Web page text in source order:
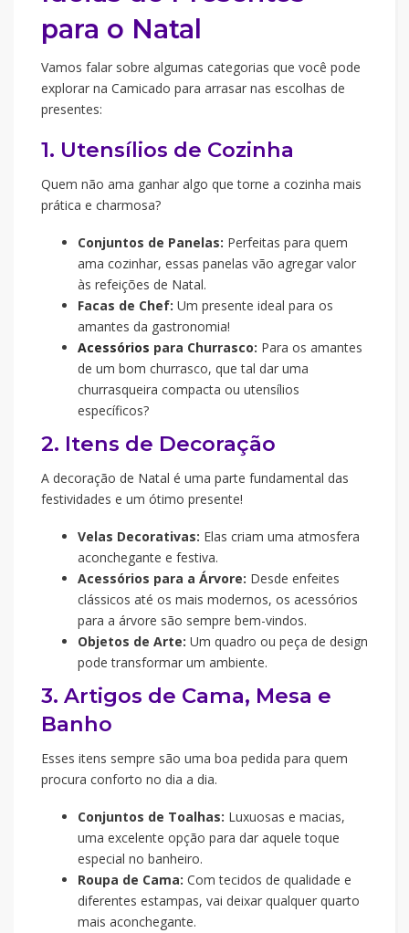
para o Natal
Vamos falar sobre algumas categorias que você pode
explorar na Camicado para arrasar nas escolhas de
presentes:
1. Utensílios de Cozinha
Quem não ama ganhar algo que torne a cozinha mais
prática e charmosa?
Conjuntos de Panelas: Perfeitas para quem
ama cozinhar, essas panelas vão agregar valor
às refeições de Natal.
Facas de Chef: Um presente ideal para os
amantes da gastronomia!
Acessórios para Churrasco: Para os amantes
de um bom churrasco, que tal dar uma
churrasqueira compacta ou utensílios
específicos?
2. Itens de Decoração
A decoração de Natal é uma parte fundamental das
festividades e um ótimo presente!
Velas Decorativas: Elas criam uma atmosfera
aconchegante e festiva.
Acessórios para a Árvore: Desde enfeites
clássicos até os mais modernos, os acessórios
para a árvore são sempre bem-vindos.
Objetos de Arte: Um quadro ou peça de design
pode transformar um ambiente.
3. Artigos de Cama, Mesa e
Banho
Esses itens sempre são uma boa pedida para quem
procura conforto no dia a dia.
Conjuntos de Toalhas: Luxuosas e macias,
uma excelente opção para dar aquele toque
especial no banheiro.
Roupa de Cama: Com tecidos de qualidade e
diferentes estampas, vai deixar qualquer quarto
mais aconchegante.